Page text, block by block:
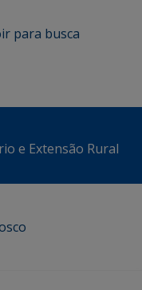
ir para busca
e Extensão Rural